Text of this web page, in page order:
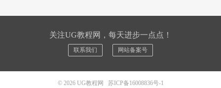
关注UG教程网，每天进步一点点！
联系我们 网站备案号
© 2026 UG教程网 苏ICP备16008836号-1